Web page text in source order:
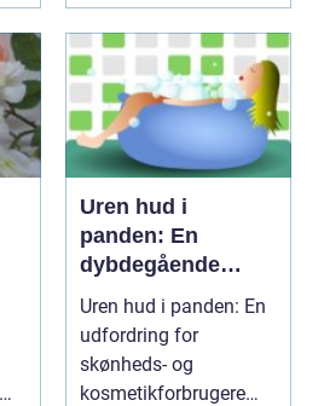
Uren hud i
panden: En
dybdegående
analyse af årsager,
behandlinger og
forebyggelse
Uren hud i panden: En
udfordring for
skønheds- og
kosmetikforbrugere